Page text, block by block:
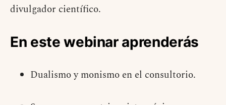
divulgador científico.
En este webinar aprenderás
Dualismo y monismo en el consultorio.